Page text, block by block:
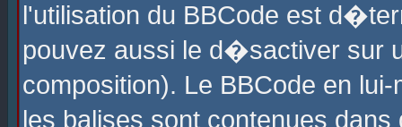
l'utilisation du BBCode est
pouvez aussi le d�sactiver sur
composition). Le BBCode en
les balises sont contenues